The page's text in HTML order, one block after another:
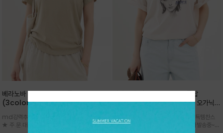
베라노바 심플 VN13 코튼탑
(3color)*썸머 바이오 강연/ 스판 너
더더기 없이 깔끔한 무드가 매력적인
VN13 코튼 티셔츠
md강력추천 2026 신상품 ★한정 대박 세일
★ 주.문.대.폭.주 - 전컬러 인기~순차발송중
베라노바 어반 우먼 강연 코튼탑
(2color) *한여름 내내 입는 오가닉
워크 (Line Work) & 스케치/감각적
인 아트워크 프린트가 시선을 끄는 루즈
md강력추천 2026 신상품 ★대박 득템찬스
~~ 주.문.대.폭.주 - 전컬러 인기~순차발송중~★